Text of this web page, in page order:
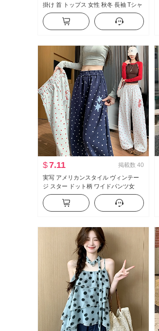
掛け 首 トップス 女性 秋冬 長袖 Tシャ
ツ 高度 感 表示 ボディピース 内 かけ
る インナーシャツ
$7.11 掲載数 40
実写 アメリカンスタイル ヴィンテー
ジ スター ドット柄 ワイドパンツ女
2026 秋 新品 ファッション ルーズフィ
ット スリム効果 カジュアルパンツ